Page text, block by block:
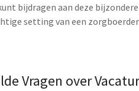
bijdragen aan deze
setting van een
Vragen over